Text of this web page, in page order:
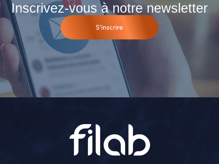
Inscrivez-vous à notre newsletter
S'inscrire